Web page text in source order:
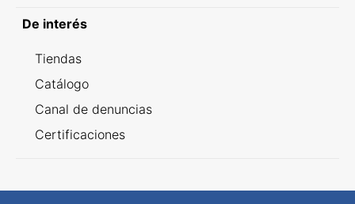
De interés
Tiendas
Catálogo
Canal de denuncias
Certificaciones